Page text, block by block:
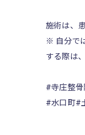
施術は、
※ 自分で
する際は
#寺庄整
#水口町#